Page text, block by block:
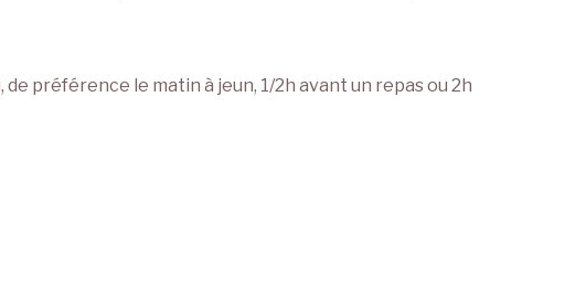
préférence le matin à jeun, 1/2h avant un repas ou 2h